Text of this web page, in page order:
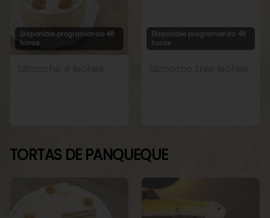
Disponible programando 48
horas
Disponible programando 48
horas
TORTAS DE PANQUEQUE